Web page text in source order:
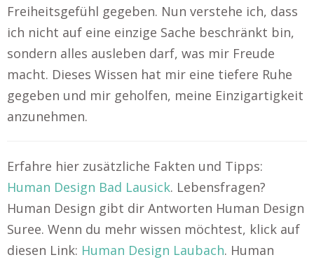
Freiheitsgefühl gegeben. Nun verstehe ich, dass
ich nicht auf eine einzige Sache beschränkt bin,
sondern alles ausleben darf, was mir Freude
macht. Dieses Wissen hat mir eine tiefere Ruhe
gegeben und mir geholfen, meine Einzigartigkeit
anzunehmen.
Erfahre hier zusätzliche Fakten und Tipps:
Human Design Bad Lausick. Lebensfragen?
Human Design gibt dir Antworten Human Design
Suree. Wenn du mehr wissen möchtest, klick auf
diesen Link: Human Design Laubach. Human